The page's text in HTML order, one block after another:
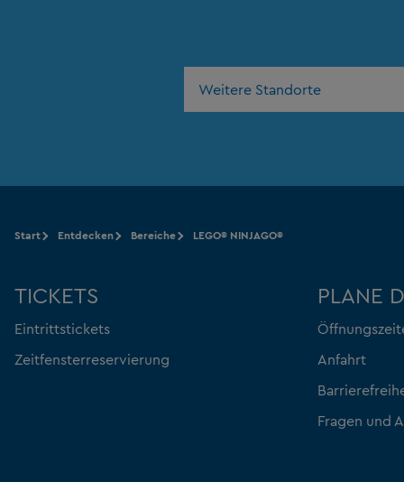
Weitere Standorte
Start Entdecken Bereiche LEGO® NINJAGO®
TICKETS
Eintrittstickets
Zeitfensterreservierung
PLANE
Anfahrt
Fragen und